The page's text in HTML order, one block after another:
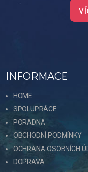
INFORMACE
HOME
SPOLUPRÁCE
PORADNA
OBCHODNÍ PODMÍNKY
OCHRANA OSOBNÍCH
DOPRAVA